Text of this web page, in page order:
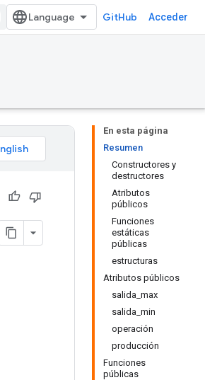
GitHub Acceder
En esta página
Resumen
Constructores y
destructores
Atributos
públicos
Funciones
estáticas
públicas
estructuras
Atributos públicos
salida_max
salida_min
operación
producción
Funciones
públicas